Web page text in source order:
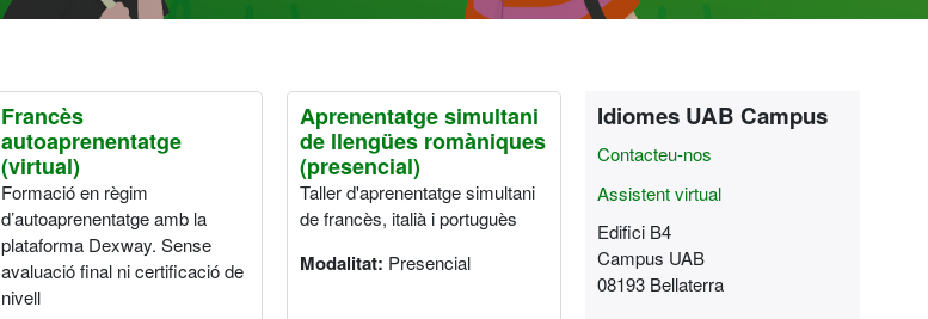
Francès
autoaprenentatge
(virtual)
Formació en règim
d’autoaprenentatge amb la
plataforma Dexway. Sense
avaluació final ni certificació de
nivell
Aprenentatge simultani
de llengües romàniques
(presencial)
Taller d'aprenentatge simultani
de francès, italià i portuguès
Modalitat: Presencial
Informació
Contacte
Idiomes UAB Campus
Contacteu-nos
Assistent virtual
Edifici B4
Campus UAB
08193 Bellaterra